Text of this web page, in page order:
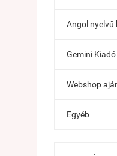
Angol nyelvű
Gemini Kiadó
Webshop
Egyéb